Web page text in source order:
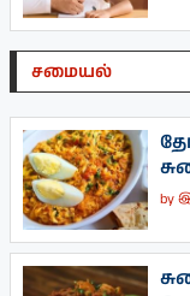
சமையல்
by